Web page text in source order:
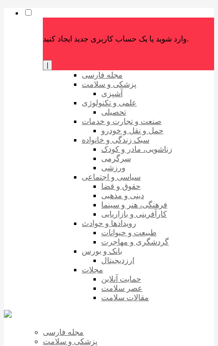
وارد شوید یا یک حساب کاربری جدید ایجاد کنید.
مجله فارسی
پزشکی و سلامت
آشپزی
علمی و تکنولوژی
تحصیلی
صنعت و تجارت و خدمات
حمل و نقل و خودرو
سبک زندگی و خانواده
زناشویی، مادر و کودک
سرگرمی
ورزشی
سیاسی و اجتماعی
حقوق و قضا
دینی و مذهبی
فرهنگی، هنر و سینما
کارآفرینی و بازاریابی
رویدادها و حوادث
طبیعت و حیوانات
گردشگری و مهاجرت
بانک و بورس
ارزدیجیتال
مجلات
حمایت آنلاین
عصر سلامت
مقالات سلامت
مجله فارسی
پزشکی و سلامت